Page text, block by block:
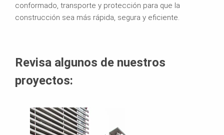
conformado, transporte y protección para que la
construcción sea más rápida, segura y eficiente.
Revisa algunos de nuestros
proyectos: